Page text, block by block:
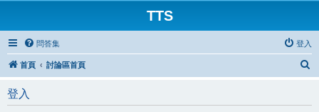
TTS
問答集 登入
首頁 討論區首頁
登入